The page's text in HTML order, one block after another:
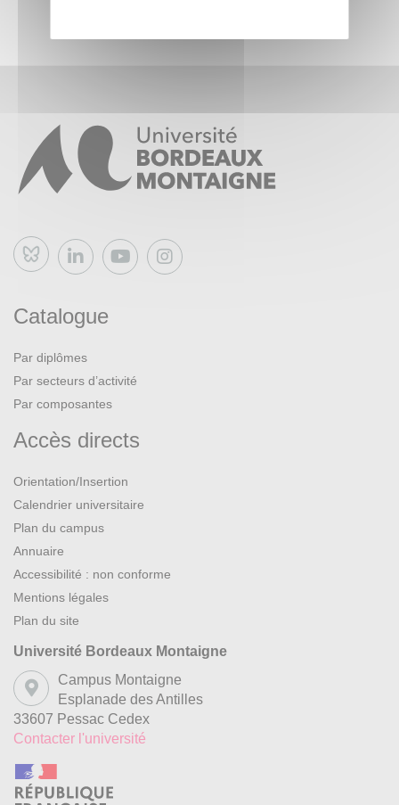
Bluesky
Catalogue
Par diplômes
Par secteurs d’activité
Par composantes
Accès directs
Orientation/Insertion
Calendrier universitaire
Plan du campus
Annuaire
Accessibilité : non conforme
Mentions légales
Plan du site
Université Bordeaux Montaigne
Campus Montaigne
Esplanade des Antilles
33607 Pessac Cedex
Contacter l'université